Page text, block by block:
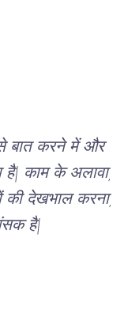
से बात करने में और
काम के अलावा,
की देखभाल करना,
है|